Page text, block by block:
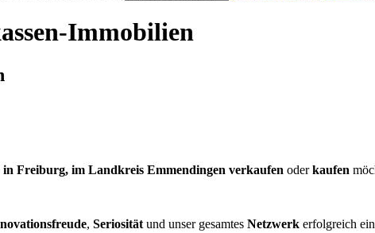
Immobilien
Freiburg, im Landkreis Emmendingen verkaufen oderkaufen
, Seriosität und unser gesamtes Netzwerk erfolgreich